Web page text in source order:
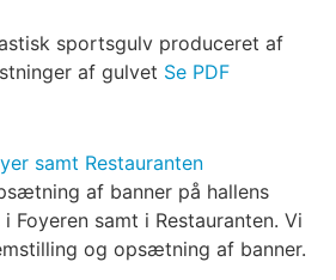
sportsgulv produceret af
af gulvet Se PDF
samt Restauranten
af banner på hallens
Foyeren samt i Restauranten. Vi
og opsætning af banner.